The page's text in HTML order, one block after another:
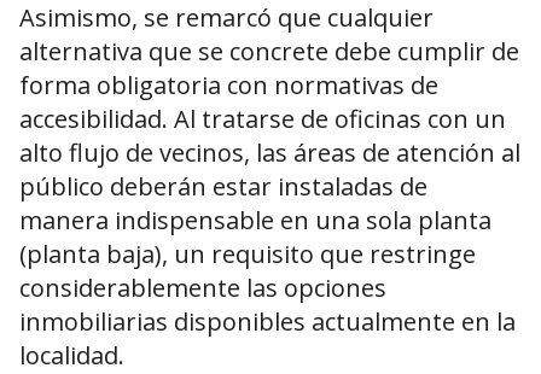
Asimismo, se remarcó que cualquier
alternativa que se concrete debe cumplir de
forma obligatoria con normativas de
accesibilidad. Al tratarse de oficinas con un
alto flujo de vecinos, las áreas de atención al
público deberán estar instaladas de
manera indispensable en una sola planta
(planta baja), un requisito que restringe
considerablemente las opciones
inmobiliarias disponibles actualmente en la
localidad.